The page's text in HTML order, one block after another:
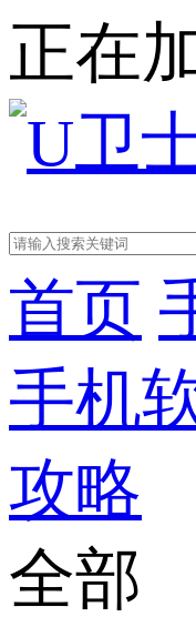
正在
首页
手机
攻略
全部